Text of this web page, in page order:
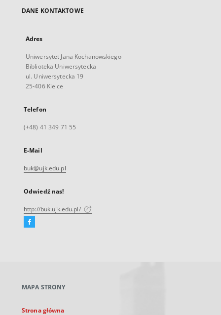
DANE KONTAKTOWE
Adres
Uniwersytet Jana Kochanowskiego
Biblioteka Uniwersytecka
ul. Uniwersytecka 19
25-406 Kielce
Telefon
(+48) 41 349 71 55
E-Mail
buk@ujk.edu.pl
Odwiedź nas!
http://buk.ujk.edu.pl/
Facebook
karcie
MAPA STRONY
Strona główna